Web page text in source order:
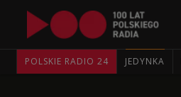
POLSKIE RADIO 24 JEDYNKA